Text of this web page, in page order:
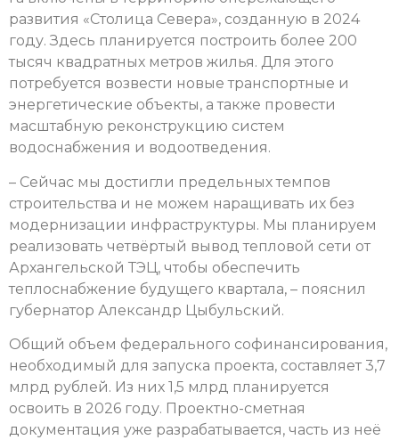
развития «Столица Севера», созданную в 2024
году. Здесь планируется построить более 200
тысяч квадратных метров жилья. Для этого
потребуется возвести новые транспортные и
энергетические объекты, а также провести
масштабную реконструкцию систем
водоснабжения и водоотведения.
– Сейчас мы достигли предельных темпов
строительства и не можем наращивать их без
модернизации инфраструктуры. Мы планируем
реализовать четвёртый вывод тепловой сети от
Архангельской ТЭЦ, чтобы обеспечить
теплоснабжение будущего квартала, – пояснил
губернатор Александр Цыбульский.
Общий объем федерального софинансирования,
необходимый для запуска проекта, составляет 3,7
млрд рублей. Из них 1,5 млрд планируется
освоить в 2026 году. Проектно-сметная
документация уже разрабатывается, часть из неё